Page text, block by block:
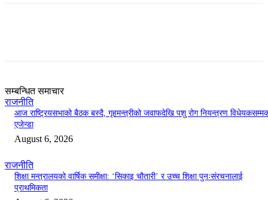
सम्बन्धित समाचार
राजनीति
आज राष्ट्रियसभाको बैठक बस्दै, गृहमन्त्रीको जवाफदेखि पशु रोग नियन्त्रण
एजेन्डा
August 6, 2026
राजनीति
शिक्षा मन्त्रालयको वार्षिक समीक्षा: ‘सिकाइ चौतारी’ र उच्च शिक्षा पुनःसंरचनालाई
प्राथमिकता